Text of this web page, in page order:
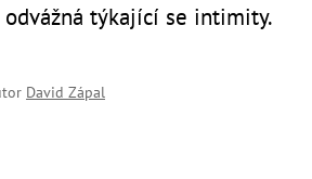
týkající se intimity.
David Zápal